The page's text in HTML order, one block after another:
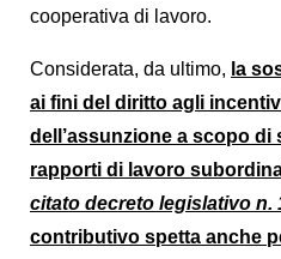
cooperativa di lavoro.
Considerata, da ultimo, la
ai fini del diritto agli
dell’assunzione a scopo di
rapporti di lavoro
citato decreto legislativo n.
contributivo spetta anche